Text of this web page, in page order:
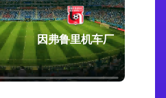
因弗鲁里机车厂